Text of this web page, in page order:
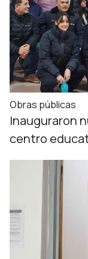
Obras públicas
Inauguraron
centro